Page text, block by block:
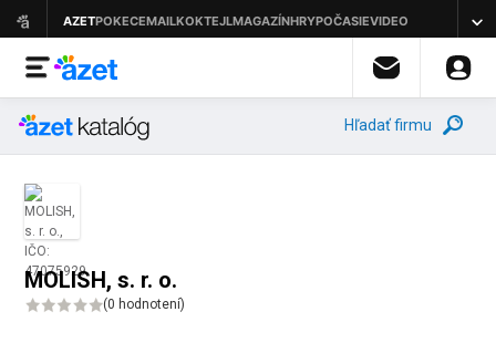
Hľadať firmu
MOLISH, s. r. o.
(0 hodnotení)